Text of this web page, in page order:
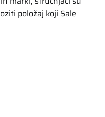
položaj koji Sale